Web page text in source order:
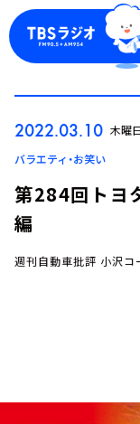
ログイ
2022.03.10 木曜
バラエティ・お笑い
第284回トヨ
編
週刊自動車批評 小沢コ